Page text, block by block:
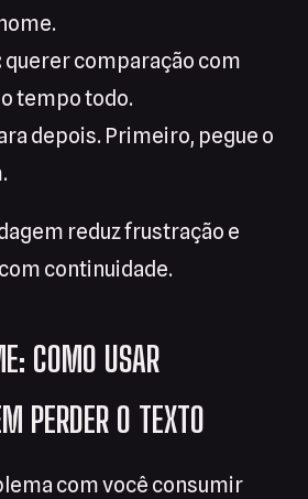
querer comparação com
tempo todo.
depois. Primeiro, pegue o
reduz frustração e
continuidade.
COMO USAR
PERDER O TEXTO
com você consumir